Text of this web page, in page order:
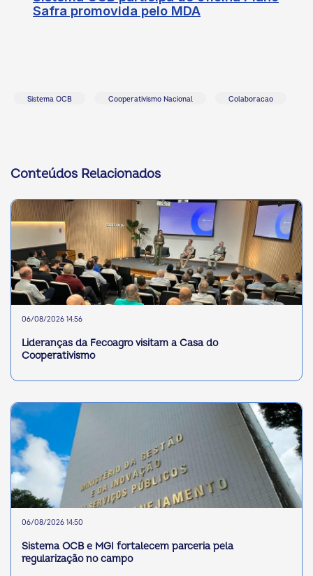
Safra promovida pelo MDA
Sistema OCB Cooperativismo Nacional Colaboracao
Conteúdos Relacionados
06/08/2026 14:56
Lideranças da Fecoagro visitam a Casa do
Cooperativismo
06/08/2026 14:50
Sistema OCB e MGI fortalecem parceria pela
regularização no campo